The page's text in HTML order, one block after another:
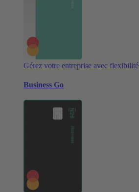
Gérez votre entreprise avec flexibilité
Business Go